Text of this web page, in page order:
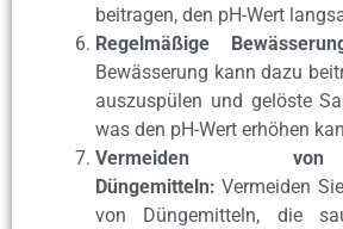
beitragen, den pH-Wert
Regelmäßige
Bewässerung kann dazu
auszuspülen und gelöste
was den pH-Wert erhöhen
Vermeiden
Düngemitteln: Vermeiden
von Düngemitteln, die